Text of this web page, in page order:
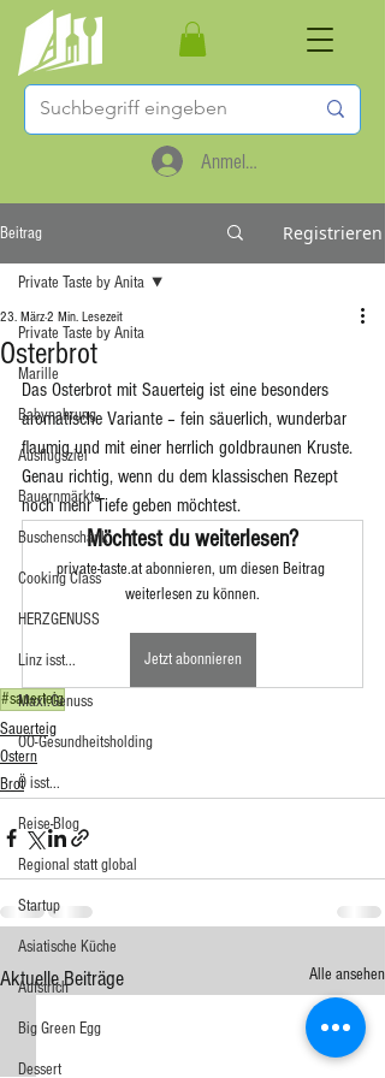
Anmelden
Beitrag Registrieren
Private Taste by Anita
Marille
Babynahrung
Ausflugsziel
Bauernmärkte
Buschenschank
Cooking Class
HERZGENUSS
Linz isst...
Maxi.Genuss
OÖ-Gesundheitsholding
Ö isst...
Reise-Blog
Regional statt global
Startup
Asiatische Küche
Aufstrich
Big Green Egg
Dessert
Private Taste by Anita
Osterbrot
23. März2 Min. Lesezeit
Das Osterbrot mit Sauerteig ist eine besonders
aromatische Variante – fein säuerlich, wunderbar
flaumig und mit einer herrlich goldbraunen Kruste.
Genau richtig, wenn du dem klassischen Rezept
noch mehr Tiefe geben möchtest.
Möchtest du weiterlesen?
private-taste.at abonnieren, um diesen Beitrag
weiterlesen zu können.
Jetzt abonnieren
#sauerteig
Sauerteig
Ostern
Brot
Aktuelle Beiträge Alle ansehen